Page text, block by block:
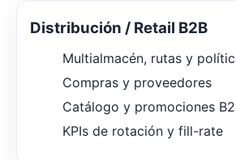
Distribución / Retail B2B
Multialmacén, rutas y
Compras y proveedores
Catálogo y promociones
KPIs de rotación y fill-rate